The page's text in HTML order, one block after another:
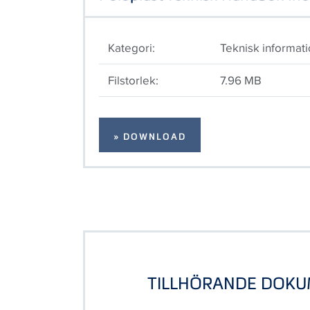
Kategori:
Teknisk
Filstorlek:
7.96 MB
» DOWNLOAD
TILLHÖRANDE